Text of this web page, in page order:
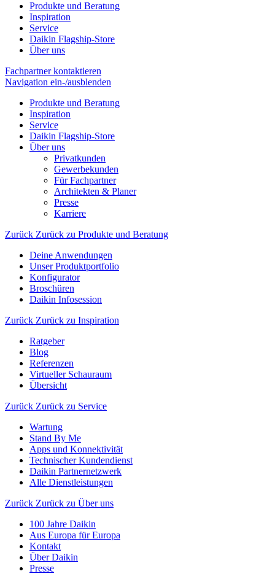
Produkte und Beratung
Inspiration
Service
Daikin Flagship-Store
Über uns
Fachpartner kontaktieren
Navigation ein-/ausblenden
Produkte und Beratung
Inspiration
Service
Daikin Flagship-Store
Über uns
Privatkunden
Gewerbekunden
Für Fachpartner
Architekten & Planer
Presse
Karriere
Zurück Zurück zu Produkte und Beratung
Deine Anwendungen
Unser Produktportfolio
Konfigurator
Broschüren
Daikin Infosession
Zurück Zurück zu Inspiration
Ratgeber
Blog
Referenzen
Virtueller Schauraum
Übersicht
Zurück Zurück zu Service
Wartung
Stand By Me
Apps und Konnektivität
Technischer Kundendienst
Daikin Partnernetzwerk
Alle Dienstleistungen
Zurück Zurück zu Über uns
100 Jahre Daikin
Aus Europa für Europa
Kontakt
Über Daikin
Presse